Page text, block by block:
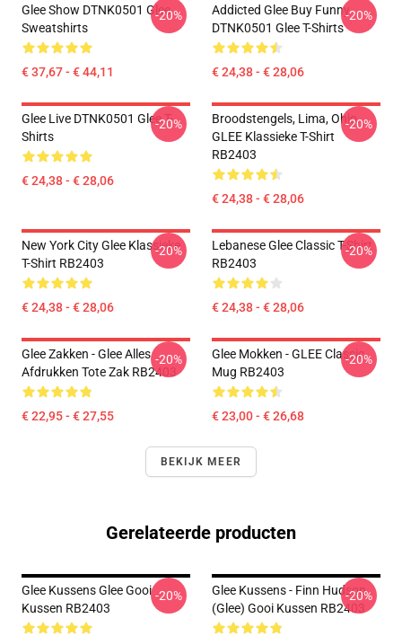
Glee Show DTNK0501 Glee
Sweatshirts
€ 37,67 - € 44,11
-20%
Addicted Glee Buy Funny
DTNK0501 Glee T-Shirts
€ 24,38 - € 28,06
-20%
Glee Live DTNK0501 Glee T-
Shirts
€ 24,38 - € 28,06
-20%
Broodstengels, Lima, Ohio,
GLEE Klassieke T-Shirt
RB2403
€ 24,38 - € 28,06
-20%
New York City Glee Klassieke
T-Shirt RB2403
€ 24,38 - € 28,06
-20%
Lebanese Glee Classic T-Shirt
RB2403
€ 24,38 - € 28,06
-20%
Glee Zakken - Glee Alles
Afdrukken Tote Zak RB2403
€ 22,95 - € 27,55
-20%
Glee Mokken - GLEE Classic
Mug RB2403
€ 23,00 - € 26,68
-20%
BEKIJK MEER
Gerelateerde producten
Glee Kussens Glee Gooi
Kussen RB2403
-20%
Glee Kussens - Finn Hudson
(Glee) Gooi Kussen RB2403
-20%